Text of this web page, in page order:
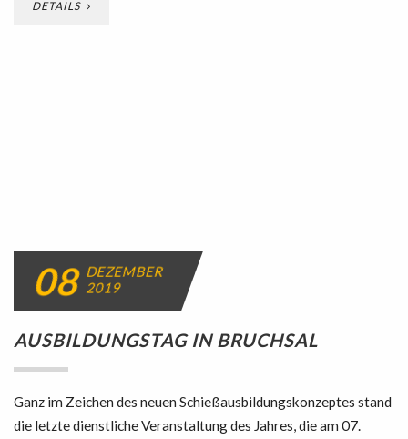
DETAILS
08 DEZEMBER
2019
AUSBILDUNGSTAG IN BRUCHSAL
Ganz im Zeichen des neuen Schießausbildungskonzeptes stand
die letzte dienstliche Veranstaltung des Jahres, die am 07.